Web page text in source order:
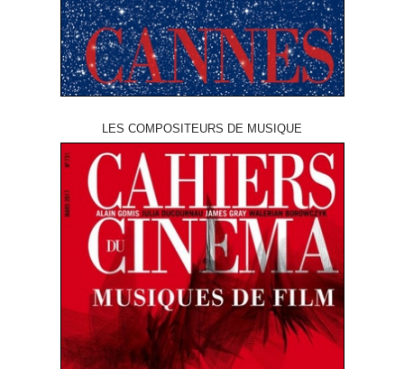
LES COMPOSITEURS DE MUSIQUE